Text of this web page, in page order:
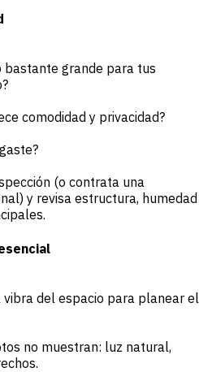
bastante grande para tus
comodidad y privacidad?
(o contrata una
y revisa estructura, humedad
del espacio para planear el
no muestran: luz natural,